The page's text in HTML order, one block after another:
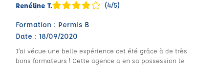
Renéline T. (4/5)
Formation : Permis B
Date : 18/09/2020
J’ai vécue une belle expérience cet été grâce à de très
bons formateurs ! Cette agence a en sa possession le